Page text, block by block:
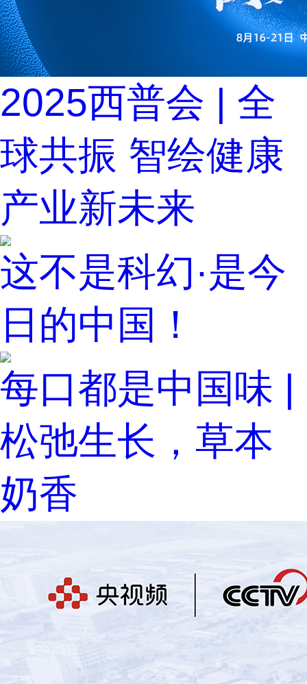
2025西普会 | 全
球共振 智绘健康
产业新未来
这不是科幻·是今
日的中国！
每口都是中国味 |
松弛生长，草本
奶香